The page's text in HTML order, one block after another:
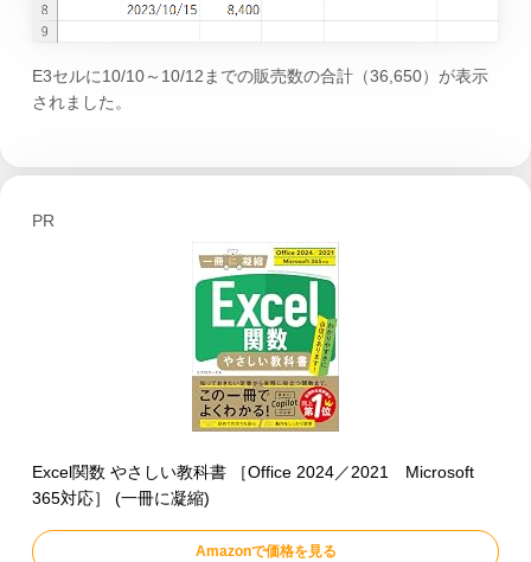
E3セルに10/10～10/12までの販売数の合計（36,650）が表示
されました。
PR
Excel関数 やさしい教科書 ［Office 2024／2021 Microsoft
365対応］ (一冊に凝縮)
Amazonで価格を見る